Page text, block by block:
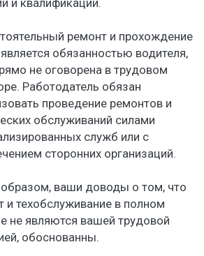
ремонт и прохождение
обязанностью водителя,
не оговорена в трудовом
Работодатель обязан
проведение ремонтов и
обслуживаний силами
служб или с
сторонних организаций.
ваши доводы о том, что
и техобслуживание в полном
не являются вашей трудовой
обоснованны.